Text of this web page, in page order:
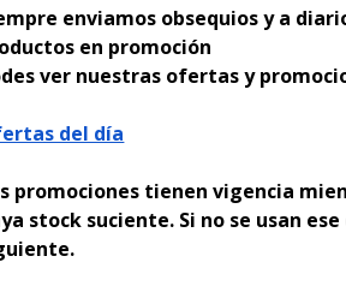
enviamos obsequios y a
en promoción
ver nuestras ofertas y
del día
promociones tienen vigencia
stock suficiente. Si no se usan